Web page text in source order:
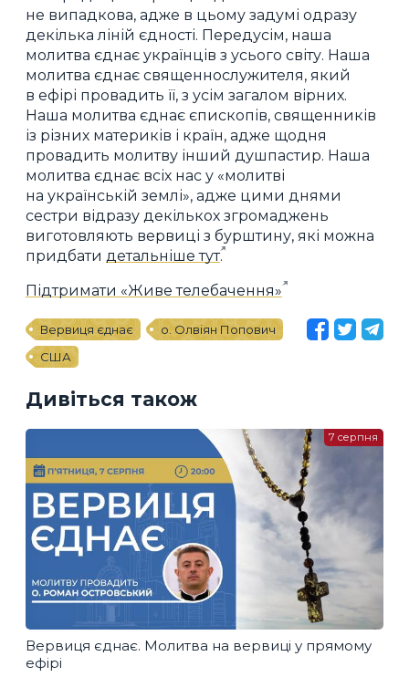
не випадкова, адже в цьому задумі одразу
декілька ліній єдності. Передусім, наша
молитва єднає українців з усього світу. Наша
молитва єднає священнослужителя, який
в ефірі провадить її, з усім загалом вірних.
Наша молитва єднає єпископів, священників
із різних материків і країн, адже щодня
провадить молитву інший душпастир. Наша
молитва єднає всіх нас у «молитві
на українській землі», адже цими днями
сестри відразу декількох згромаджень
виготовляють вервиці з бурштину, які можна
придбати детальніше тут.
Підтримати «Живе телебачення»
Вервиця єднає
о. Олвіян Попович
США
Дивіться також
Вервиця єднає. Молитва на вервиці у прямому
ефірі
7 серпня